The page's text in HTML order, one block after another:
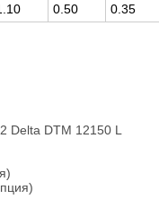
0.50
0.35
Delta DTM 12150 L